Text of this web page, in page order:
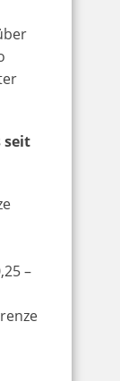
seit
–